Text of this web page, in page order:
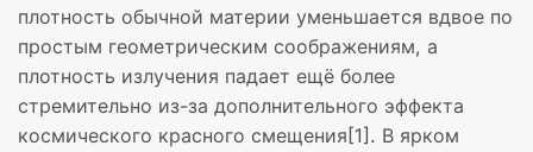
плотность обычной материи уменьшается вдвое по
простым геометрическим соображениям, а
плотность излучения падает ещё более
стремительно из-за дополнительного эффекта
космического красного смещения[1]. В ярком